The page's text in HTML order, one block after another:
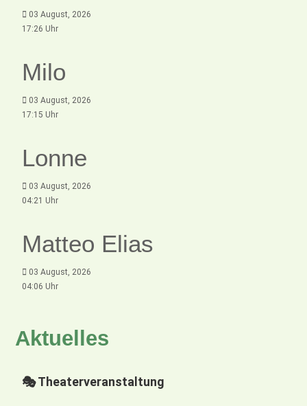
03 August, 2026
17:26 Uhr
Milo
03 August, 2026
17:15 Uhr
Lonne
03 August, 2026
04:21 Uhr
Matteo Elias
03 August, 2026
04:06 Uhr
Aktuelles
🎭 Theaterveranstaltung